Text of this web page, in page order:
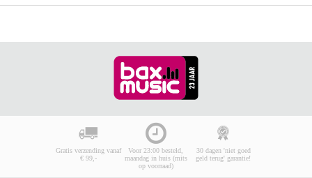
Gratis verzending vanaf
€ 99,-
Voor 23:00 besteld,
maandag in huis (mits
op voorraad)
30 dagen 'niet goed
geld terug' garantie!